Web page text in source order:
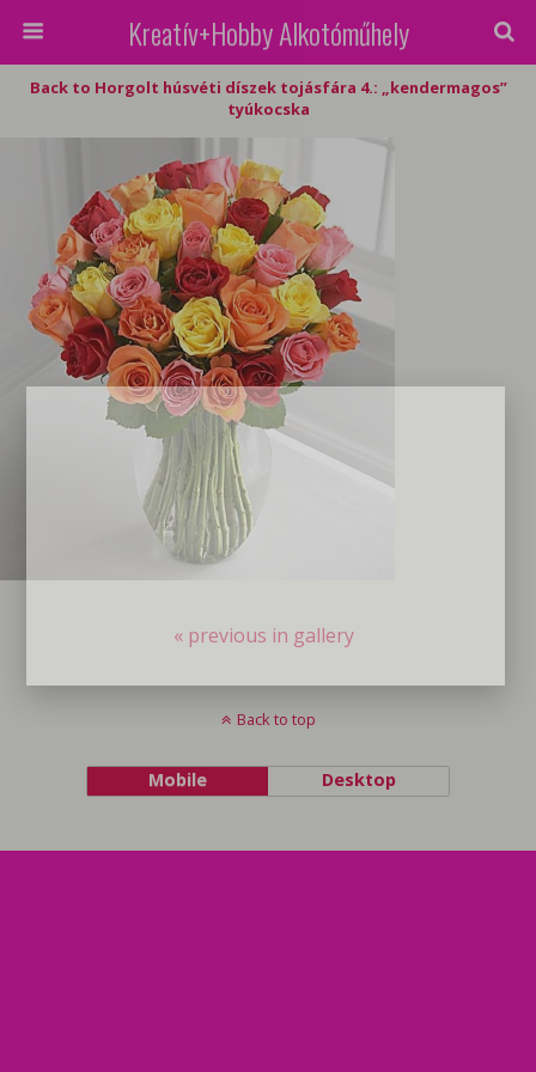
Kreatív+Hobby Alkotóműhely
Back to Horgolt húsvéti díszek tojásfára 4.: „kendermagos”
tyúkocska
« previous in gallery
Back to top
Mobile Desktop